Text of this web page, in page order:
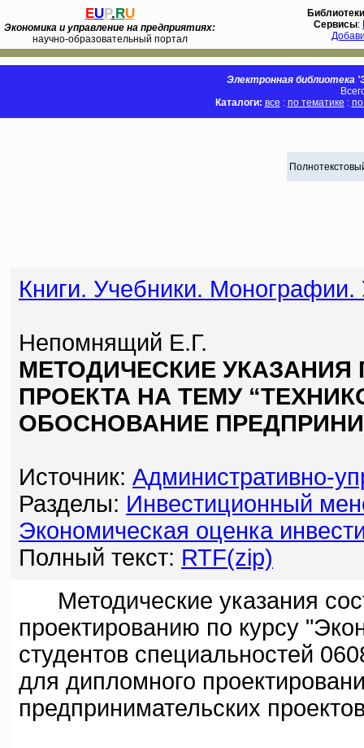
EUP.RU
Экономика и управление на предприятиях:
научно-образовательный портал
Библиотеки
Сервисы:
Электронная библиотека
Каталоги: все : по тематике :
Книги. Учебники.
Непомнящий Е.Г.
МЕТОДИЧЕСКИЕ
ПРОЕКТА НА ТЕМУ
ОБОСНОВАНИЕ
Источник: Административно-
Разделы: Инвестиционный
Экономическая оценка
Полный текст: RTF(zip)
Методические указания
проектированию по курсу
студентов специальностей
для дипломного
предпринимательских